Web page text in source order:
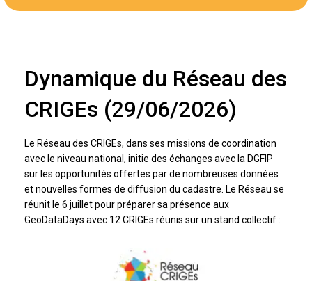
Dynamique du Réseau des
CRIGEs (29/06/2026)
Le Réseau des CRIGEs, dans ses missions de coordination
avec le niveau national, initie des échanges avec la DGFIP
sur les opportunités offertes par de nombreuses données
et nouvelles formes de diffusion du cadastre. Le Réseau se
réunit le 6 juillet pour préparer sa présence aux
GeoDataDays avec 12 CRIGEs réunis sur un stand collectif :